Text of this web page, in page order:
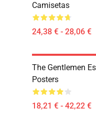
Camisetas
24,38 € - 28,06 €
The Gentlemen
Posters
18,21 € - 42,22 €